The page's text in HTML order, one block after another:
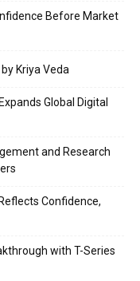
Before Market
Kriya Veda
Global Digital
and Research
Confidence,
with T-Series